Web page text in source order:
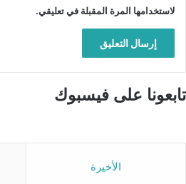
لاستخدامها المرة المقبلة في تعليقي.
تابعونا على فيسبوك
الأخيرة